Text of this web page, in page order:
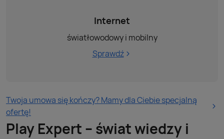
Internet
światłowodowy i mobilny
Sprawdź
Twoja umowa się kończy? Mamy dla Ciebie specjalną
ofertę!
Play Expert – świat wiedzy i